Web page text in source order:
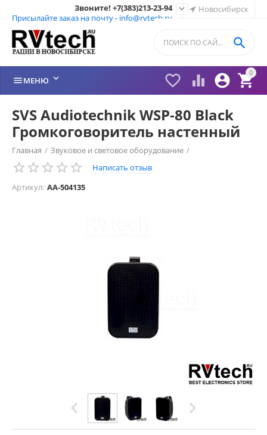
Новосибирск
Звоните! +7(383)213-23-94
Присылайте заказ на почту - info@rvtech.ru

0


 

МЕНЮ 
SVS Audiotechnik WSP-80 Black
Громкоговоритель настенный
Главная / Звуковое и световое оборудование /
Громкоговорители настенные /
Написать отзыв
Артикул: AA-504135